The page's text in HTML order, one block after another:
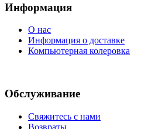
Информация
О нас
Информация о доставке
Компьютерная колеровка
Обслуживание
Свяжитесь с нами
Возвраты